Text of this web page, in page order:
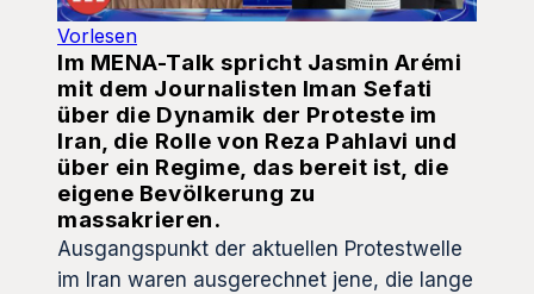
Vorlesen
Im MENA-Talk spricht Jasmin Arémi
mit dem Journalisten Iman Sefati
über die Dynamik der Proteste im
Iran, die Rolle von Reza Pahlavi und
über ein Regime, das bereit ist, die
eigene Bevölkerung zu
massakrieren.
Ausgangspunkt der aktuellen Protestwelle
im Iran waren ausgerechnet jene, die lange